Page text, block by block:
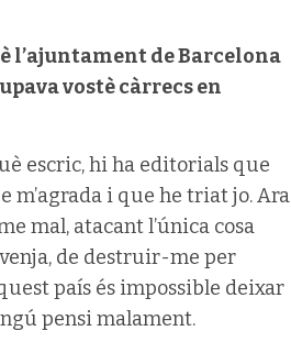
l’ajuntament de Barcelona
vostè càrrecs en
escric, hi ha editorials que
i que he triat jo. Ara
mal, atacant l’única cosa
de destruir-me per
país és impossible deixar
pensi malament.